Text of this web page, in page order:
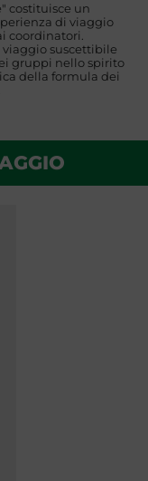
costituisce un
di viaggio
coordinatori.
suscettibile
gruppi nello spirito
della formula dei